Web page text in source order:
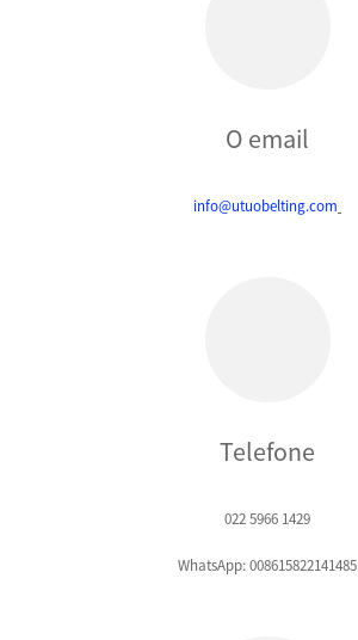
O email
info@utuobelting.com
Telefone
022 5966 1429
WhatsApp: 008615822141485